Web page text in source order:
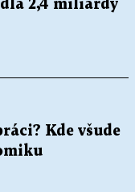
2,4 miliardy
Kde všude